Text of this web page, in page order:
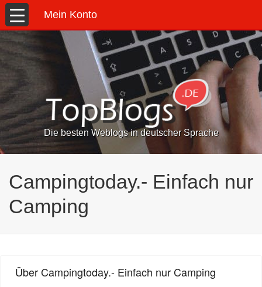
Mein Konto
Die besten Weblogs in deutscher Sprache
Campingtoday.- Einfach nur
Camping
Über Campingtoday.- Einfach nur Camping